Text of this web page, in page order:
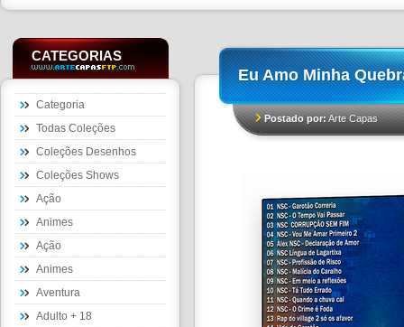
CATEGORIAS
Categoria
Todas Coleções
Coleções Desenhos
Coleções Shows
Ação
Animes
Ação
Animes
Aventura
Adulto + 18
Eu Amo Minha
Postado por:Arte Capas